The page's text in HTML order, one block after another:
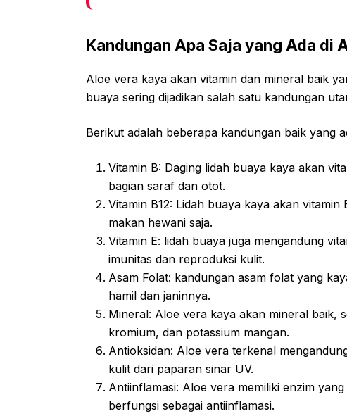
Kandungan Apa Saja yang Ada di
Aloe vera kaya akan vitamin dan mineral baik
buaya sering dijadikan salah satu kandungan
Berikut adalah beberapa kandungan baik yang
Vitamin B: Daging lidah buaya kaya akan
bagian saraf dan otot.
Vitamin B12: Lidah buaya kaya akan
makan hewani saja.
Vitamin E: lidah buaya juga mengandung
imunitas dan reproduksi kulit.
Asam Folat: kandungan asam folat yang
hamil dan janinnya.
Mineral: Aloe vera kaya akan mineral baik,
kromium, dan potassium mangan.
Antioksidan: Aloe vera terkenal
kulit dari paparan sinar UV.
Antiinflamasi: Aloe vera memiliki enzim
berfungsi sebagai antiinflamasi.